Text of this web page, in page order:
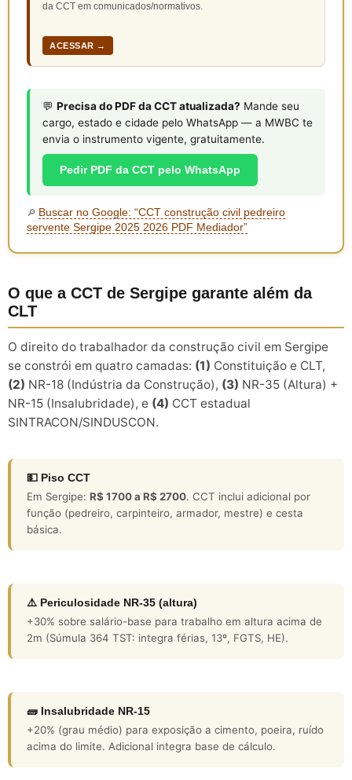
da CCT em comunicados/normativos.
ACESSAR →
💬 Precisa do PDF da CCT atualizada? Mande seu
cargo, estado e cidade pelo WhatsApp — a MWBC te
envia o instrumento vigente, gratuitamente.
Pedir PDF da CCT pelo WhatsApp
🔎 Buscar no Google: “CCT construção civil pedreiro
servente Sergipe 2025 2026 PDF Mediador”
O que a CCT de Sergipe garante além da
CLT
O direito do trabalhador da construção civil em Sergipe
se constrói em quatro camadas: (1) Constituição e CLT,
(2) NR-18 (Indústria da Construção), (3) NR-35 (Altura) +
NR-15 (Insalubridade), e (4) CCT estadual
SINTRACON/SINDUSCON.
💵 Piso CCT
Em Sergipe: R$ 1700 a R$ 2700. CCT inclui adicional por
função (pedreiro, carpinteiro, armador, mestre) e cesta
básica.
⚠️ Periculosidade NR-35 (altura)
+30% sobre salário-base para trabalho em altura acima de
2m (Súmula 364 TST: integra férias, 13º, FGTS, HE).
🧱 Insalubridade NR-15
+20% (grau médio) para exposição a cimento, poeira, ruído
acima do limite. Adicional integra base de cálculo.